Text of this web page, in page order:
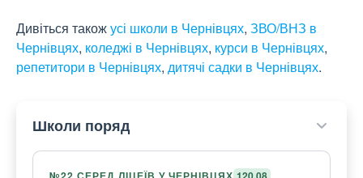
Дивіться такожусі школи в Чернівцях, ЗВО/ВНЗ в
Чернівцях, коледжі в Чернівцях, курси в Чернівцях,
репетитори в Чернівцях, дитячі садки в Чернівцях.
Школи поряд